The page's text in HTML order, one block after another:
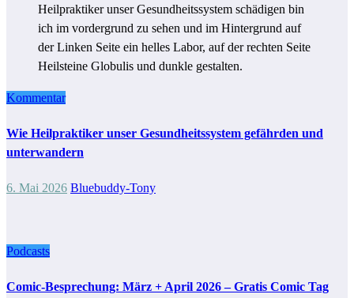
Kommentar
Wie Heilpraktiker unser Gesundheitssystem gefährden und
unterwandern
6. Mai 2026 Bluebuddy-Tony
Podcasts
Comic-Besprechung: März + April 2026 – Gratis Comic Tag